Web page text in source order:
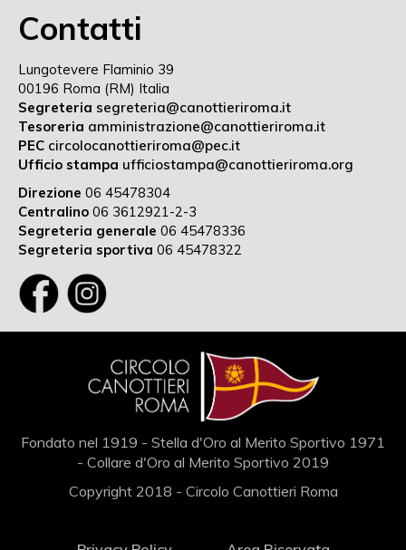
Contatti
Lungotevere Flaminio 39
00196 Roma (RM) Italia
Segreteria segreteria@canottieriroma.it
Tesoreria amministrazione@canottieriroma.it
PEC circolocanottieriroma@pec.it
Ufficio stampa ufficiostampa@canottieriroma.org
Direzione 06 45478304
Centralino 06 3612921-2-3
Segreteria generale 06 45478336
Segreteria sportiva 06 45478322
Fondato nel 1919 - Stella d'Oro al Merito Sportivo 1971
- Collare d'Oro al Merito Sportivo 2019
Copyright 2018 - Circolo Canottieri Roma